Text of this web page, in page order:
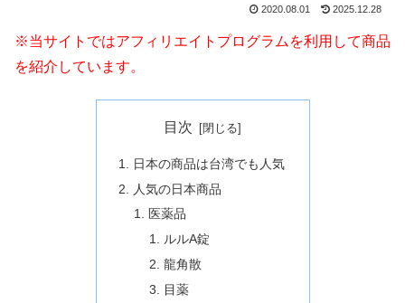
2020.08.01 2025.12.28
※当サイトではアフィリエイトプログラムを利用して商品
を紹介しています。
目次
日本の商品は台湾でも人気
人気の日本商品
医薬品
ルルA錠
龍角散
目薬